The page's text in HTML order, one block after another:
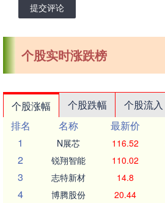
提交评论
个股实时涨跌榜
个股涨幅 个股跌幅 个股流入
排名
名称 最新价
1
N展芯 116.52
2 锐翔智能 110.02
3 志特新材 14.8
4 博腾股份 20.44